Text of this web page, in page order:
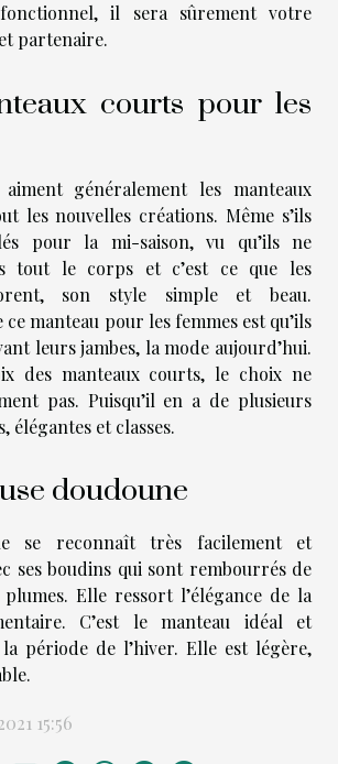
il sera sûrement votre
partenaire.
courts pour les
généralement les manteaux
les nouvelles créations. Même s’ils
pour la mi-saison, vu qu’ils ne
tout le corps et c’est ce que les
son style simple et beau.
ce manteau pour les femmes est qu’ils
leurs jambes, la mode aujourd’hui.
des manteaux courts, le choix ne
pas. Puisqu’il en a de plusieurs
élégantes et classes.
doudoune
se reconnaît très facilement et
ses boudins qui sont rembourrés de
plumes. Elle ressort l’élégance de la
C’est le manteau idéal et
période de l’hiver. Elle est légère,
15:56